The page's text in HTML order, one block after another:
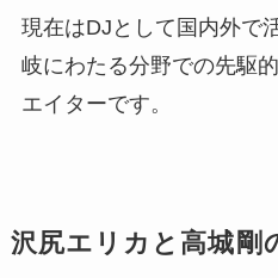
現在はDJとして国内外で
岐にわたる分野での先駆
エイターです。
沢尻エリカと高城剛